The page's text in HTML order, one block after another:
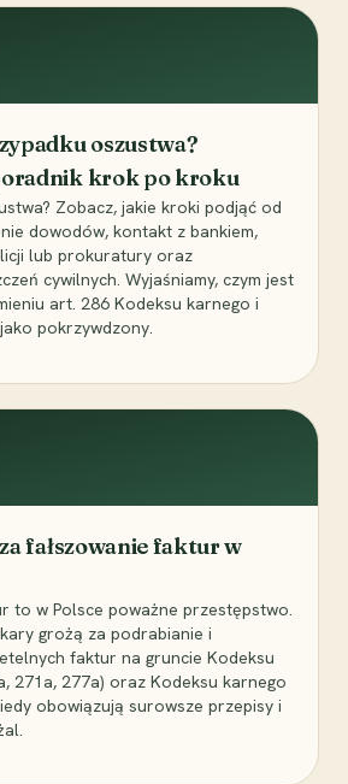
oszustwa?
krok po kroku
Zobacz, jakie kroki podjąć od
dowodów, kontakt z bankiem,
lub prokuratury oraz
cywilnych. Wyjaśniamy, czym jest
art. 286 Kodeksu karnego i
pokrzywdzony.
fałszowanie faktur w
to w Polsce poważne przestępstwo.
grożą za podrabianie i
faktur na gruncie Kodeksu
271a, 277a) oraz Kodeksu karnego
obowiązują surowsze przepisy i